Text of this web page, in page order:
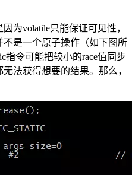
为volatile只能保证可见性，
是一个原子操作（如下图所
指令可能把较小的race值同步
法获得想要的结果。那么，